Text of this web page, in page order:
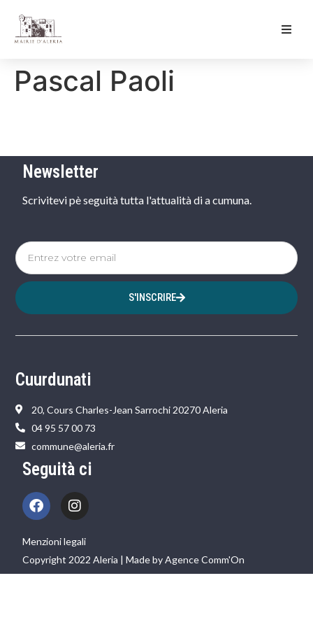
Pascal Paoli
Newsletter
Scrivitevi pè seguità tutta l'attualità di a cumuna.
S'INSCRIRE
Cuurdunati
20, Cours Charles-Jean Sarrochi 20270 Aleria
04 95 57 00 73
commune@aleria.fr
Seguità ci
Menzioni legali
Copyright 2022 Aleria | Made by Agence Comm'On